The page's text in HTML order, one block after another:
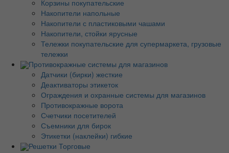
Корзины покупательские
Накопители напольные
Накопители с пластиковыми чашами
Накопители, стойки ярусные
Тележки покупательские для супермаркета, грузовые
тележки
Противокражные системы для магазинов
Датчики (бирки) жесткие
Деактиваторы этикеток
Ограждения и охранные системы для магазинов
Противокражные ворота
Счетчики посетителей
Съемники для бирок
Этикетки (наклейки) гибкие
Решетки Торговые